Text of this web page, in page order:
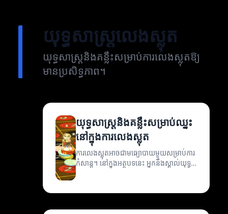
យុទ្ធសាស្ត្រលេងស្លុត
យុទ្ធសាស្ត្រនិងគន្លឹះសម្រាប់ការលេងស្លុតឱ្យ
មានប្រសិទ្ធភាព។
យុទ្ធសាស្ត្រនិងគន្លឹះសម្រាប់ឈ្នះ
នៅក្នុងការលេងស្លុត
ការលេងស្លុតអាចជាមធ្យោបាយមួយសម្រាប់ការ
កំសាន្ត។ នៅក្នុងអត្ថបទនេះ អ្នកនឹងស្គាល់យុទ្ធ